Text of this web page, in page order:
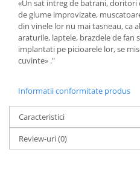
«Un sat intreg de batrani,
de glume improvizate,
din vinele lor nu mai tasneau, ca
araturile, laptele, brazdele de fan
implantati pe picioarele lor, se
cuvinte» ."
Informatii conformitate produs
Caracteristici
Review-uri(0)